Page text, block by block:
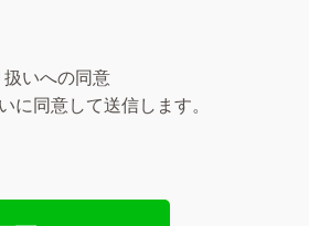
いへの同意
に同意して送信します。